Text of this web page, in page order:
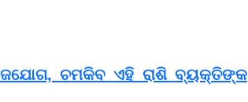
ଚମକିବ ଏହି ରାଶି ବ୍ୟକ୍ତିଙ୍କ